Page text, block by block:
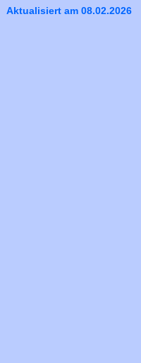
Aktualisiert am 08.02.2026